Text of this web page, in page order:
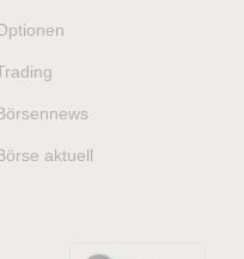
aktuell